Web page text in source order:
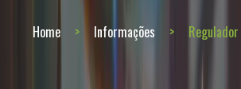
Home Informações